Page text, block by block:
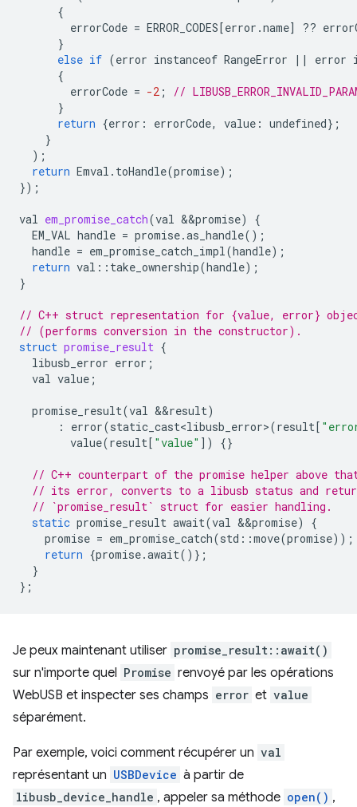
{
errorCode = ERROR_CODES [error .name] ??
}
else if (error instanceof RangeError || error
{
errorCode = -2 ;
//
}
return {error : errorCode, value : undefined};
}
);
return Emval . toHandle(promise);
});
val em_promise_catch(val &&promise)
{
EM_VAL handle = promise.as_handle();
handle = em_promise_catch_impl(handle);
return val :: take_ownership(handle);
}
// C++ struct representation for {value, error}
// (performs conversion in the constructor).
struct promise_result {
libusb_error error ;
val value ;
promise_result(val &&result)
:
error(static_cast<libusb_error>(result [
value(result [ "value" ]) {}
// C++ counterpart of the promise helper above
// its error, converts to a libusb status and
// `promise_result` struct for easier handling.
static promise_result await(val &&promise)
{
promise = em_promise_catch(std ::move(promise));
return {promise.await()};
}
};
Je peux maintenant utiliser promise_result::await()
sur n'importe quel Promise renvoyé par les opérations
WebUSB et inspecter ses champs error et value
séparément.
Par exemple, voici comment récupérer un val
représentant un USBDevice à partir de
libusb_device_handle , appeler sa méthode open() ,